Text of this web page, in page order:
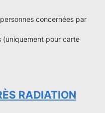
concernées par
(uniquement pour carte
RADIATION